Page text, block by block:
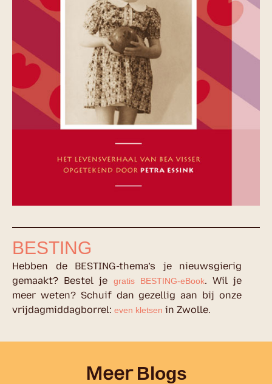
BESTING
Hebben de BESTING-thema’s je nieuwsgierig
gemaakt? Bestel je
gratis BESTING-eBook. Wil je
meer weten? Schuif dan gezellig aan bij onze
vrijdagmiddagborrel: even kletsen in Zwolle.
Meer Blogs